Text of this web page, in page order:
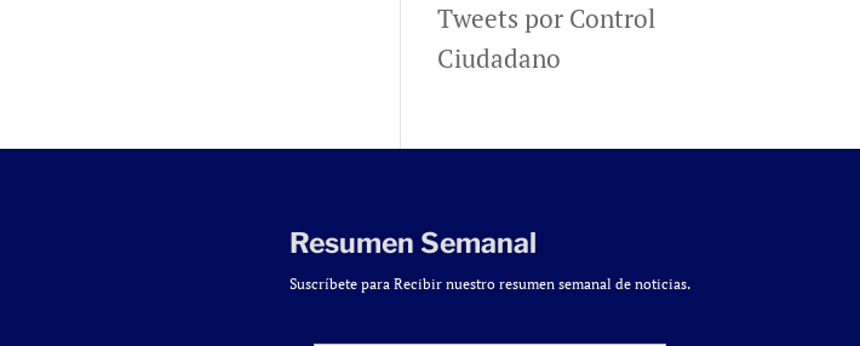
Tweets por Control
Ciudadano
Resumen Semanal
Suscríbete para Recibir nuestro resumen semanal de noticias.